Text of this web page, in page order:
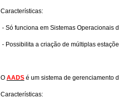
Características:
- Só funciona em Sistemas Operacionais
- Possibilita a criação de múltiplas
O AADS é um sistema de gerenciamento
Características: